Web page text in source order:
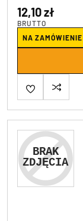
12,10 zł
BRUTTO
NA ZAMÓWIENIE